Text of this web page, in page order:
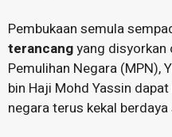
Pembukaan semula
terancangyang disyorkan
Pemulihan Negara (MPN),
bin Haji Mohd Yassin
negara terus kekal berdaya